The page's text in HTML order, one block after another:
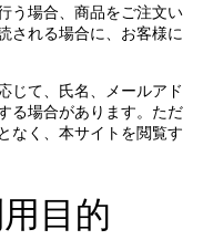
う場合、商品をご注文い
される場合に、お客様に
じて、氏名、メールアド
る場合があります。ただ
なく、本サイトを閲覧す
目的